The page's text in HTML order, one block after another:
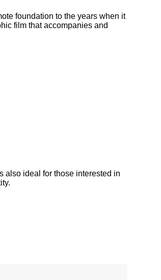
foundation to the years when it
film that accompanies and
also ideal for those interested in